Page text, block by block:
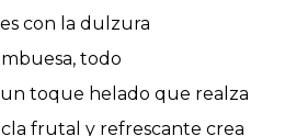
con la dulzura
todo
toque helado que realza
frutal y refrescante crea